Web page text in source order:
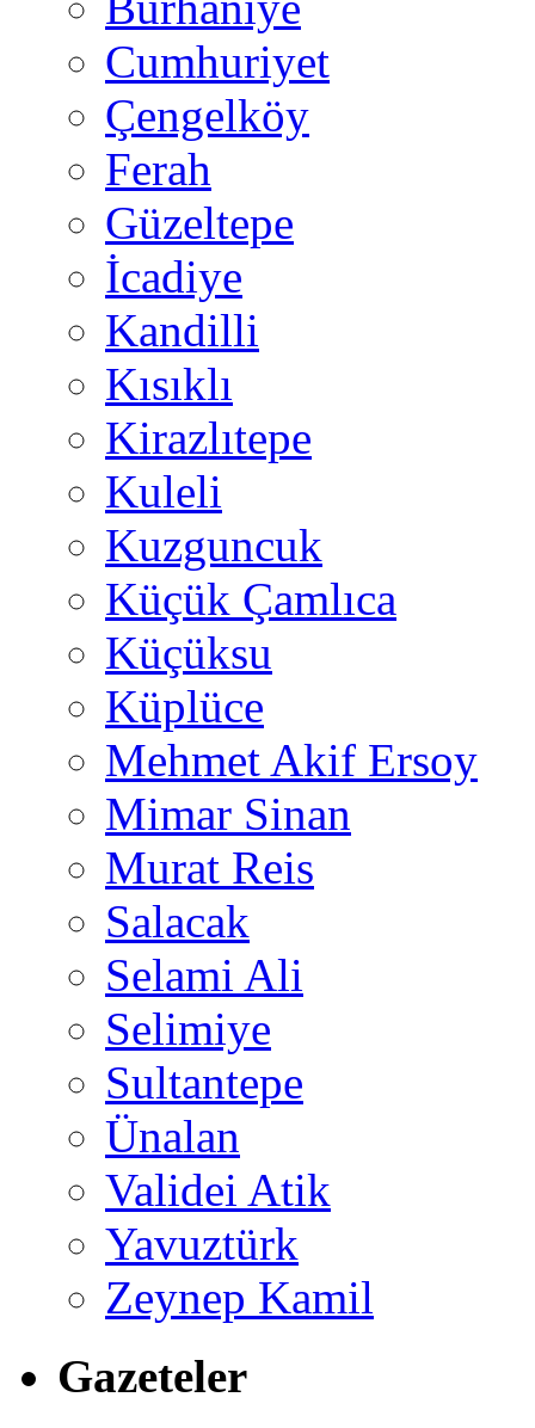
Cumhuriyet
Çengelköy
Ferah
Güzeltepe
İcadiye
Kandilli
Kısıklı
Kirazlıtepe
Kuleli
Kuzguncuk
Küçük Çamlıca
Küçüksu
Küplüce
Mehmet Akif Ersoy
Mimar Sinan
Murat Reis
Salacak
Selami Ali
Selimiye
Sultantepe
Ünalan
Validei Atik
Yavuztürk
Zeynep Kamil
Gazeteler